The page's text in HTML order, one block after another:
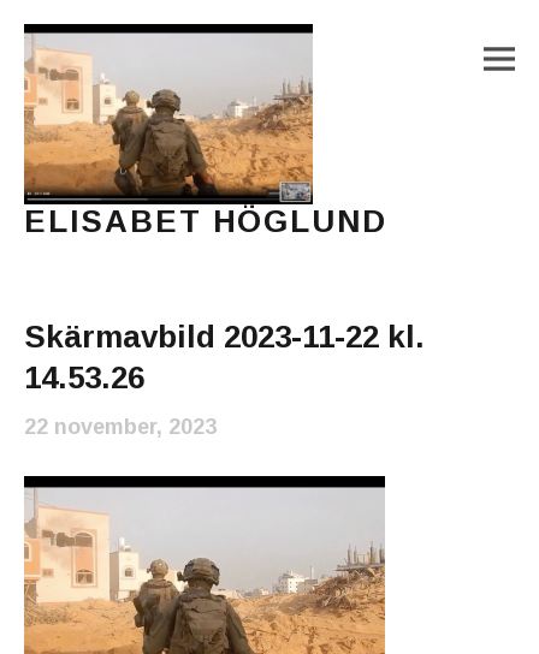
ELISABET HÖGLUND
Skärmavbild 2023-11-22 kl.
14.53.26
22 november, 2023